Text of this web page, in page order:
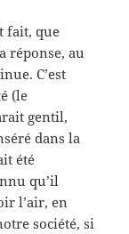
fait, que
réponse, au
C’est
(le
gentil,
dans la
été
qu’il
l’air, en
société, si